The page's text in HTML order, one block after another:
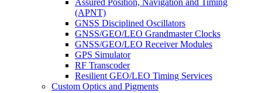
Assured Position, Navigation and Timing
(APNT)
GNSS Disciplined Oscillators
GNSS/GEO/LEO Grandmaster Clocks
GNSS/GEO/LEO Receiver Modules
GPS Simulator
RF Transcoder
Resilient GEO/LEO Timing Services
Custom Optics and Pigments